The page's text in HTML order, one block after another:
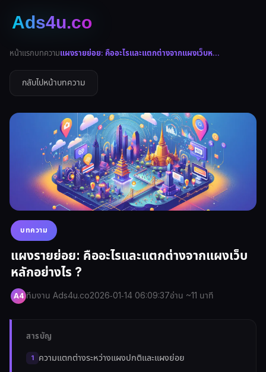
หน้าแรกบทความแผงรายย่อย: คืออะไรและแตกต่างจากแผงเว็บห...
กลับไปหน้าบทความ
บทความ
แผงรายย่อย: คืออะไรและแตกต่างจากแผงเว็บ
หลักอย่างไร ?
A4 ทีมงาน Ads4u.co2026-01-14 06:09:37อ่าน ~11 นาที
สารบัญ
ความแตกต่างระหว่างแผงปกติและแผงย่อย